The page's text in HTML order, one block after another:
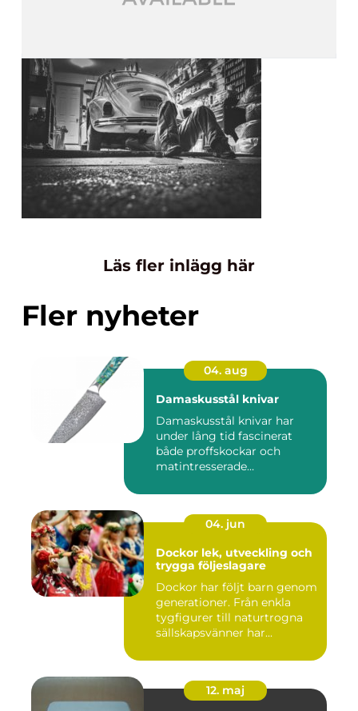
Läs fler inlägg här
Fler nyheter
04. aug
Damaskusstål knivar
Damaskusstål knivar har
under lång tid fascinerat
både proffskockar och
matintresserade
04. jun
Dockor lek, utveckling och
trygga följeslagare
Dockor har följt barn genom
generationer. Från enkla
tygfigurer till naturtrogna
sällskapsvänner har...
12. maj